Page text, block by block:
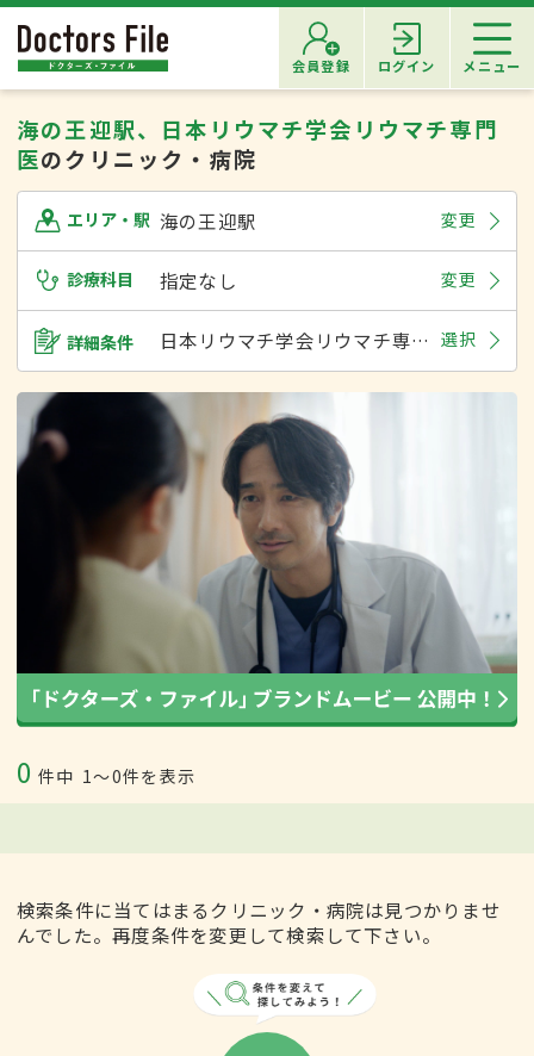
会員登録 ログイン メニュー
海の王迎駅、日本リウマチ学会リウマチ専門
医のクリニック・病院
エリア・駅 海の王迎駅 変更
診療科目 指定なし 変更
詳細条件 日本リウマチ学会リウマチ専門医 選択
0 件中 1〜0件を表示
検索条件に当てはまるクリニック・病院は見つかりませ
んでした。再度条件を変更して検索して下さい。